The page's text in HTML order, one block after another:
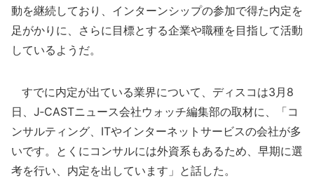
動を継続しており、インターンシップの参加で得た内定を
足がかりに、さらに目標とする企業や職種を目指して活動
しているようだ。
すでに内定が出ている業界について、ディスコは3月8
日、J‐CASTニュース会社ウォッチ編集部の取材に、「コ
ンサルティング、ITやインターネットサービスの会社が多
いです。とくにコンサルには外資系もあるため、早期に選
考を行い、内定を出しています」と話した。